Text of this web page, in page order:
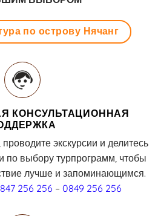
по острову Нячанг
КОНСУЛЬТАЦИОННАЯ
экскурсии и делитесь
по выбору турпрограмм, чтобы
лучше и запоминающимся.
256 256 – 0849 256 256